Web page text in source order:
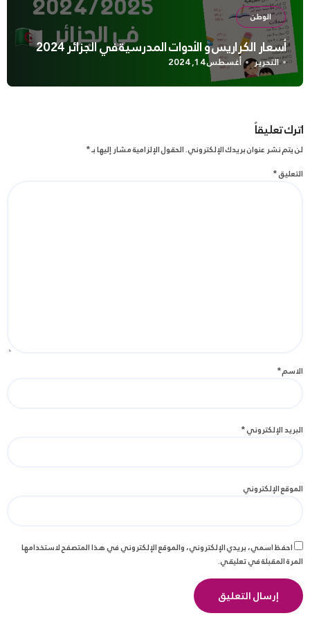
الوطن
أسعار الكراريس و الأدوات المدرسية في الجزائر 2024
التحرير أغسطس 14, 2024
اترك تعليقاً
لن يتم نشر عنوان بريدك الإلكتروني.الحقول الإلزامية مشار إليها بـ*
التعليق*
الاسم*
البريد الإلكتروني*
الموقع الإلكتروني
احفظ اسمي، بريدي الإلكتروني، والموقع الإلكتروني في هذا المتصفح لاستخدامها
المرة المقبلة في تعليقي.